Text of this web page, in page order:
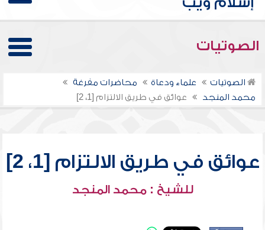
الصوتيات
الصوتيات علماء ودعاة
محاضرات مفرغة
محمد المنجد
عوائق في طريق الالتزام [1، 2]
عوائق في طريق الالتزام [1، 2]
للشيخ : محمد المنجد